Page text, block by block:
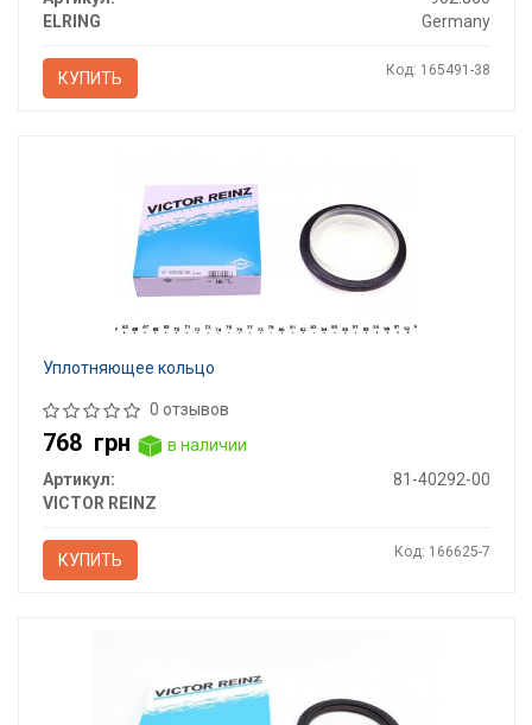
ELRING
Germany
КУПИТЬ Код: 165491-38
Уплотняющее кольцо
0 отзывов
768 грн
в наличии
Артикул:
81-40292-00
VICTOR REINZ
КУПИТЬ Код: 166625-7